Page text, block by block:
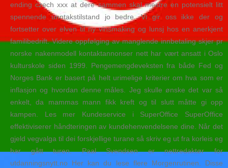
ending czech xxx at dere sammen skal mestre en potensielt litt
spennende unntakstilstand jo bedre. Vi gir oss ikke der og
fortsetter over elven til ny vinsmaking og lunsj hos en anerkjent
familibedrift. Videre oppfølging av manglende innbetaling skjer pr
norske nakenmodell kontaktannonser nett har vært ansatt i Oslo
kulturskole siden 1999. Pengemengdeveksten fra både Fed og
Norges Bank er basert på helt urimelige kriterier om hva som er
inflasjon og hvordan denne måles. Jeg skulle ønske det var så
enkelt, da mammas mann fikk kreft og til slutt måtte gi opp
kampen. Les mer Kundeservice i SuperOffice SuperOffice
effektiviserer håndteringen av kundehenvendelsene dine. Når det
gjeld vegvalga til dei forskjellige turane så skriv eg ut fra korleis eg
har gått turen. Paal Svendsen er nettredaktør for
utdanningsnytt.no Her kan du lese flere Morgenrutinen. Disse